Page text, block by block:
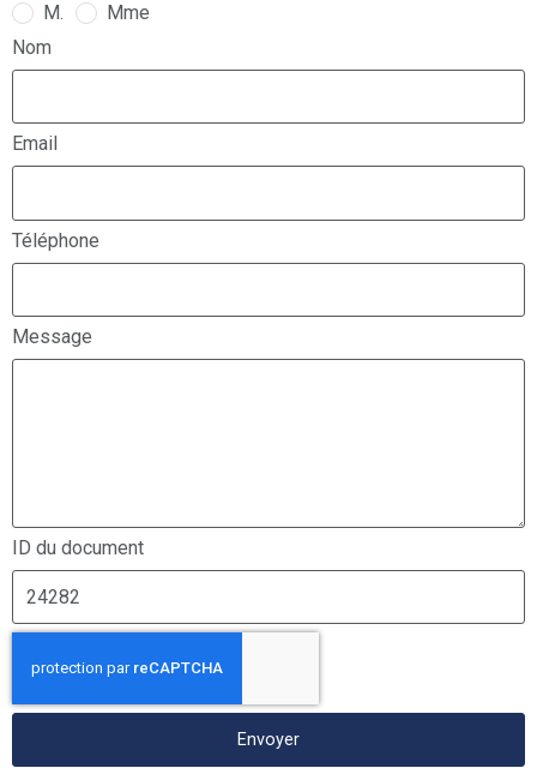
M.
Mme
Nom
Email
Téléphone
Message
ID du document
Envoyer